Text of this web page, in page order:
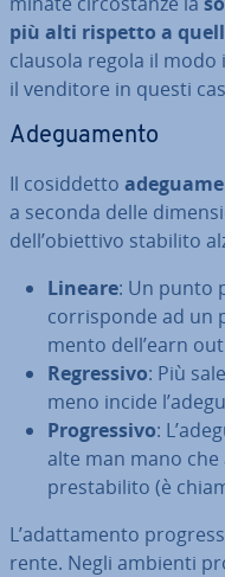
più alti rispetto a
clausola regola il modo
il venditore in questi
Ade­gua­men­to
Il co­sid­det­to
a seconda delle
dell’obiettivo stabilito
Lineare: Un punto
cor­ri­spon­de ad un
men­to dell’earn
Re­gres­si­vo: Più
meno incide
Pro­gres­si­vo:
alte man mano
pre­sta­bi­li­to (è
L’adat­ta­men­to
ren­te. Negli ambienti